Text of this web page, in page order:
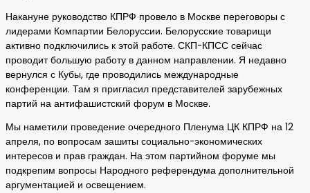
Накануне руководство КПРФ провело в Москве переговоры с
лидерами Компартии Белоруссии. Белорусские товарищи
активно подключились к этой работе. СКП-КПСС сейчас
проводит большую работу в данном направлении. Я недавно
вернулся с Кубы, где проводились международные
конференции. Там я пригласил представителей зарубежных
партий на антифашистский форум в Москве.
Мы наметили проведение очередного Пленума ЦК КПРФ на 12
апреля, по вопросам зашиты социально-экономических
интересов и прав граждан. На этом партийном форуме мы
подкрепим вопросы Народного референдума дополнительной
аргументацией и освещением.